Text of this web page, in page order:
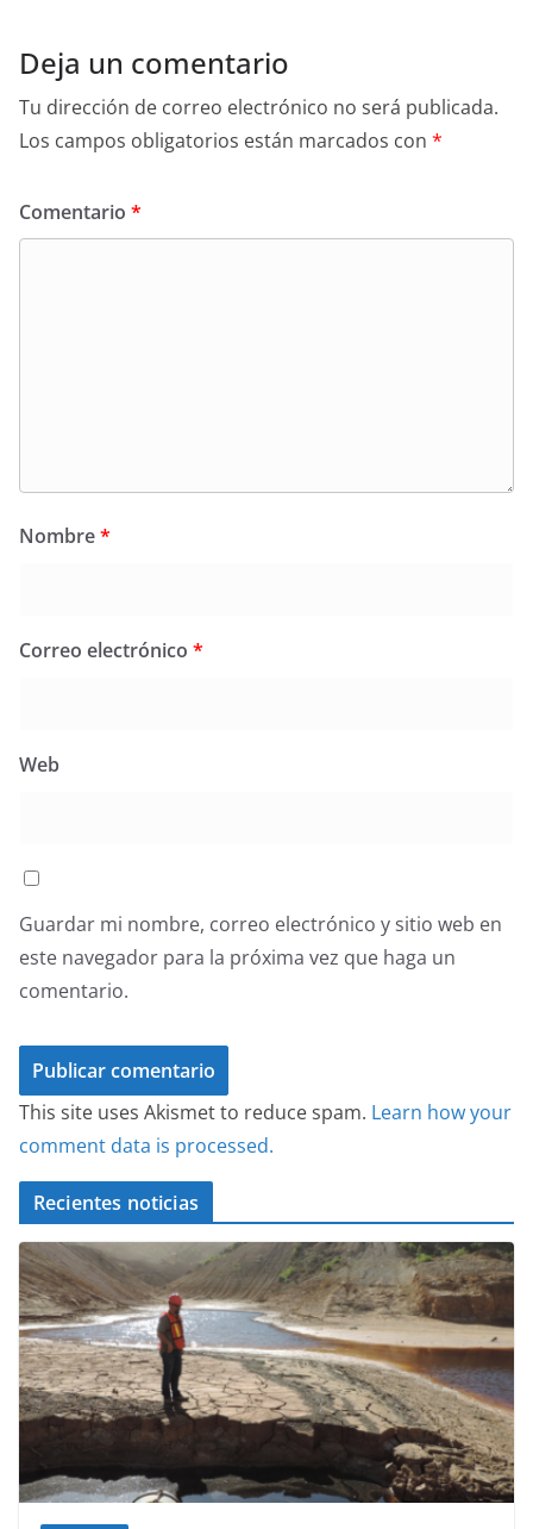
Deja un comentario
Tu dirección de correo electrónico no será publicada.
Los campos obligatorios están marcados con *
Comentario *
Nombre*
Correo electrónico *
Web
Guardar mi nombre, correo electrónico y sitio web en
este navegador para la próxima vez que haga un
comentario.
This site uses Akismet to reduce spam. Learn how your
comment data is processed.
Recientes noticias